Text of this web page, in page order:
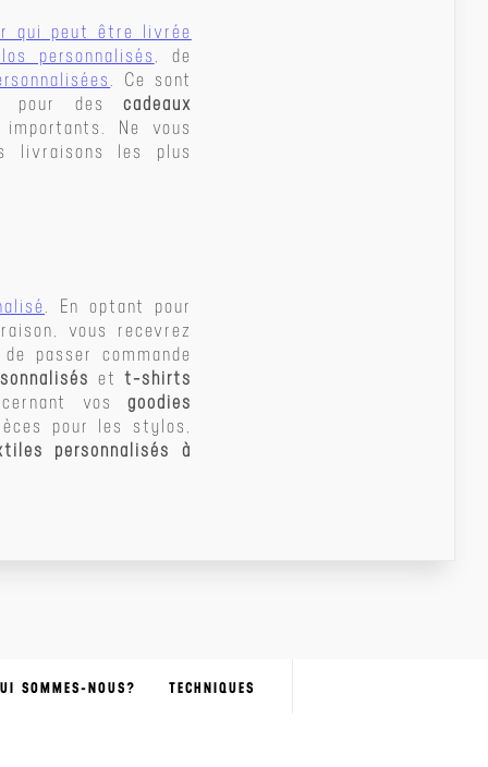
qui peut être livrée
personnalisés, de
. Ce sont
pour des cadeaux
Ne vous
livraisons les plus
. En optant pour
vous recevrez
passer commande
et t-shirts
vos goodies
pour les stylos,
personnalisés à
SOMMES-NOUS?
TECHNIQUES